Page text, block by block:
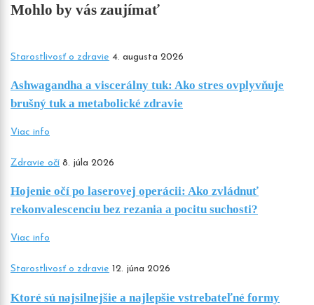
Mohlo by vás zaujímať
Starostlivosť o zdravie 4. augusta 2026
Ashwagandha a viscerálny tuk: Ako stres ovplyvňuje
brušný tuk a metabolické zdravie
Viac info
Zdravie očí 8. júla 2026
Hojenie očí po laserovej operácii: Ako zvládnuť
rekonvalescenciu bez rezania a pocitu suchosti?
Viac info
Starostlivosť o zdravie 12. júna 2026
Ktoré sú najsilnejšie a najlepšie vstrebateľné formy